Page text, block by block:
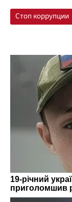
Стоп коррупции